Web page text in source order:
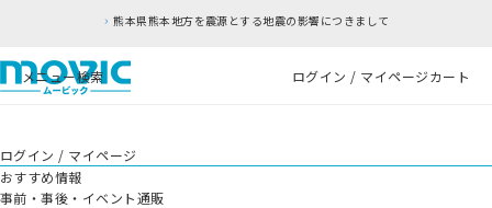
熊本県熊本地方を震源とする地震の影響につきまして
メニュー検索 ログイン / マイページカート
ログイン / マイページ
おすすめ情報
事前・事後・イベント通販